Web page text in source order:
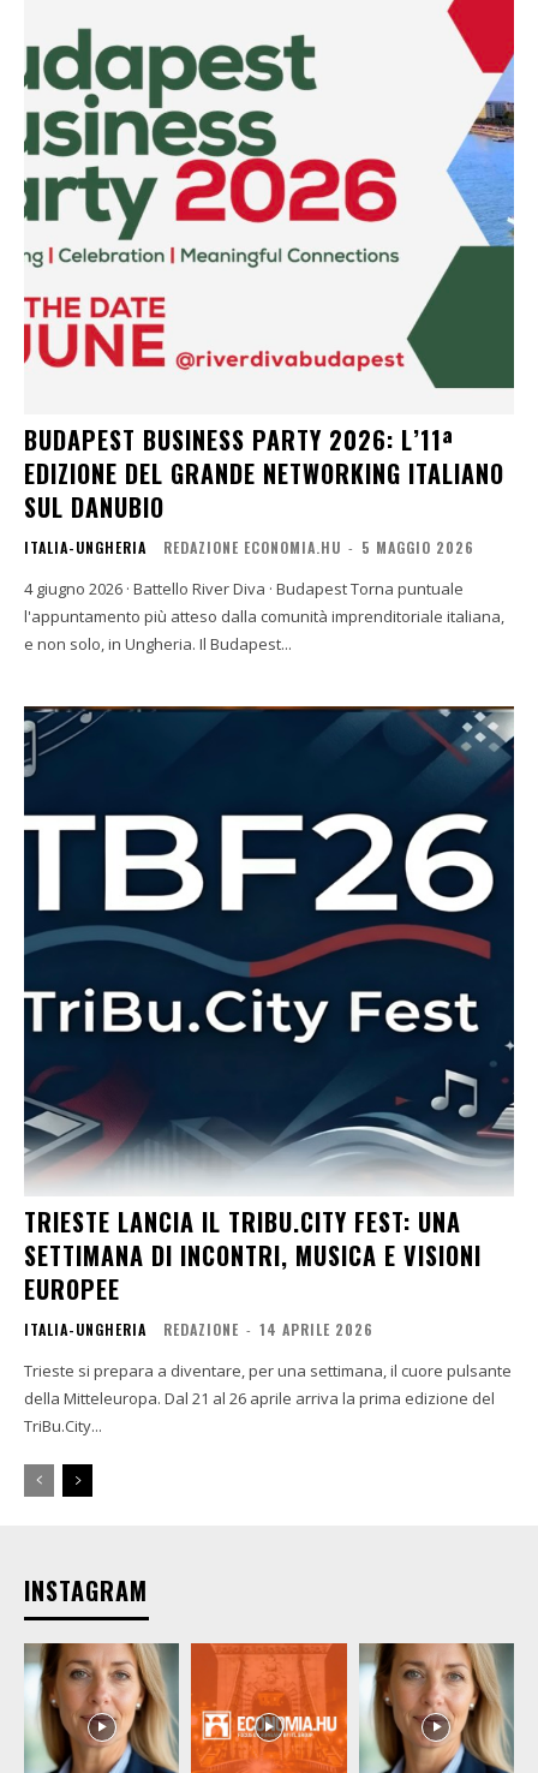
BUDAPEST BUSINESS PARTY 2026: L’11ª
EDIZIONE DEL GRANDE NETWORKING ITALIANO
SUL DANUBIO
ITALIA-UNGHERIA REDAZIONE ECONOMIA.HU - 5 MAGGIO 2026
4 giugno 2026 · Battello River Diva · Budapest Torna puntuale
l'appuntamento più atteso dalla comunità imprenditoriale italiana,
e non solo, in Ungheria. Il Budapest...
TRIESTE LANCIA IL TRIBU.CITY FEST: UNA
SETTIMANA DI INCONTRI, MUSICA E VISIONI
EUROPEE
ITALIA-UNGHERIA REDAZIONE - 14 APRILE 2026
Trieste si prepara a diventare, per una settimana, il cuore pulsante
della Mitteleuropa. Dal 21 al 26 aprile arriva la prima edizione del
TriBu.City...
INSTAGRAM